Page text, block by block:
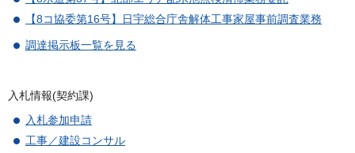
【8コ協委第16号】日宇総合庁舎解体工事家屋事前調査業務
調達掲示板一覧を見る
入札情報(契約課)
入札参加申請
工事／建設コンサル